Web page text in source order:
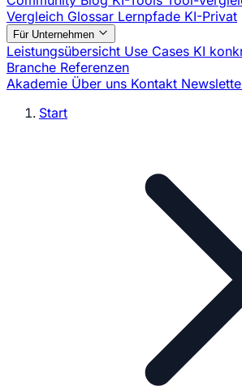
Vergleich Glossar Lernpfade KI-Privat
Für Unternehmen
Leistungsübersicht Use Cases KI
Branche Referenzen
Akademie Über uns Kontakt
Start